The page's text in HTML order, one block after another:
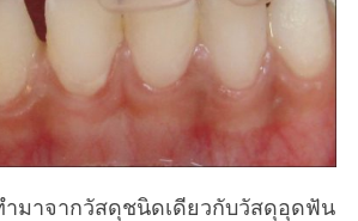
มาจากวัสดุชนิดเดียวกับวัสดุอุดฟัน